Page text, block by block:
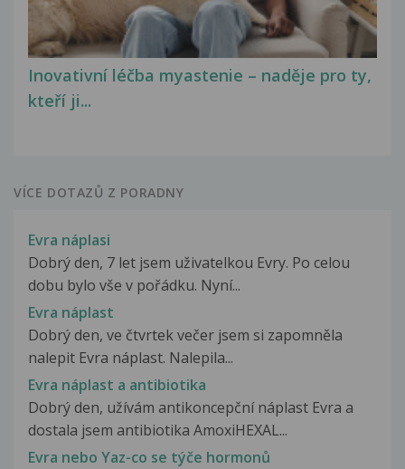
Inovativní léčba myastenie – naděje pro ty,
kteří ji...
VÍCE DOTAZŮ Z PORADNY
Evra náplasi
Dobrý den, 7 let jsem uživatelkou Evry. Po celou
dobu bylo vše v pořádku. Nyní...
Evra náplast
Dobrý den, ve čtvrtek večer jsem si zapomněla
nalepit Evra náplast. Nalepila...
Evra náplast a antibiotika
Dobrý den, užívám antikoncepční náplast Evra a
dostala jsem antibiotika AmoxiHEXAL...
Evra nebo Yaz-co se týče hormonů